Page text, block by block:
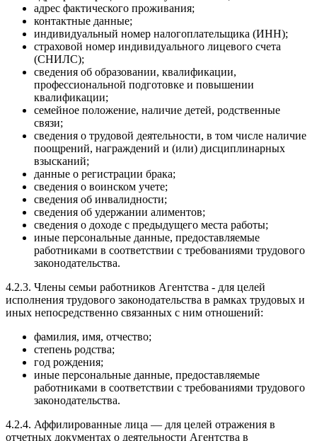
адрес фактического проживания;
контактные данные;
индивидуальный номер налогоплательщика (ИНН);
страховой номер индивидуального лицевого счета
(СНИЛС);
сведения об образовании, квалификации,
профессиональной подготовке и повышении
квалификации;
семейное положение, наличие детей, родственные
связи;
сведения о трудовой деятельности, в том числе наличие
поощрений, награждений и (или) дисциплинарных
взысканий;
данные о регистрации брака;
сведения о воинском учете;
сведения об инвалидности;
сведения об удержании алиментов;
сведения о доходе с предыдущего места работы;
иные персональные данные, предоставляемые
работниками в соответствии с требованиями трудового
законодательства.
4.2.3. Члены семьи работников Агентства - для целей
исполнения трудового законодательства в рамках трудовых и
иных непосредственно связанных с ним отношений:
фамилия, имя, отчество;
степень родства;
год рождения;
иные персональные данные, предоставляемые
работниками в соответствии с требованиями трудового
законодательства.
4.2.4. Аффилированные лица — для целей отражения в
отчетных документах о деятельности Агентства в